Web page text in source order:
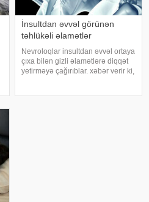
İnsultdan əvvəl görünən
təhlükəli əlamətlər
Nevroloqlar insultdan əvvəl ortaya
çıxa bilən gizli əlamətlərə diqqət
yetirməyə çağırıblar. xəbər verir ki,